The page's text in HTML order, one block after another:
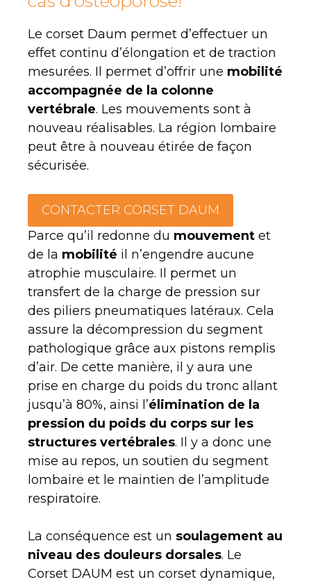
Le corset Daum permet d’effectuer un
effet continu d’élongation et de traction
mesurées. Il permet d’offrir une mobilité
accompagnée de la colonne
vertébrale. Les mouvements sont à
nouveau réalisables. La région lombaire
peut être à nouveau étirée de façon
sécurisée.
CONTACTER CORSET DAUM
Parce qu’il redonne du mouvement et
de la mobilité il n’engendre aucune
atrophie musculaire. Il permet un
transfert de la charge de pression sur
des piliers pneumatiques latéraux. Cela
assure la décompression du segment
pathologique grâce aux pistons remplis
d’air. De cette manière, il y aura une
prise en charge du poids du tronc allant
jusqu’à 80%, ainsi l’élimination de la
pression du poids du corps sur les
structures vertébrales. Il y a donc une
mise au repos, un soutien du segment
lombaire et le maintien de l’amplitude
respiratoire.
La conséquence est un soulagement au
niveau des douleurs dorsales. Le
Corset DAUM est un corset dynamique,